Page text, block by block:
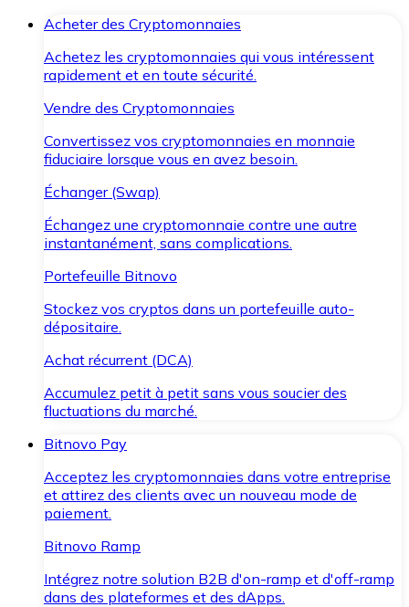
Acheter des Cryptomonnaies
Achetez les cryptomonnaies qui vous intéressent
rapidement et en toute sécurité.
Vendre des Cryptomonnaies
Convertissez vos cryptomonnaies en monnaie
fiduciaire lorsque vous en avez besoin.
Échanger (Swap)
Échangez une cryptomonnaie contre une autre
instantanément, sans complications.
Portefeuille Bitnovo
Stockez vos cryptos dans un portefeuille auto-
dépositaire.
Achat récurrent (DCA)
Accumulez petit à petit sans vous soucier des
fluctuations du marché.
Bitnovo Pay
Acceptez les cryptomonnaies dans votre entreprise
et attirez des clients avec un nouveau mode de
paiement.
Bitnovo Ramp
Intégrez notre solution B2B d'on-ramp et d'off-ramp
dans des plateformes et des dApps.